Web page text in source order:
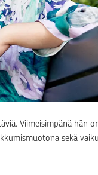
Viimeisimpänä hän
sekä